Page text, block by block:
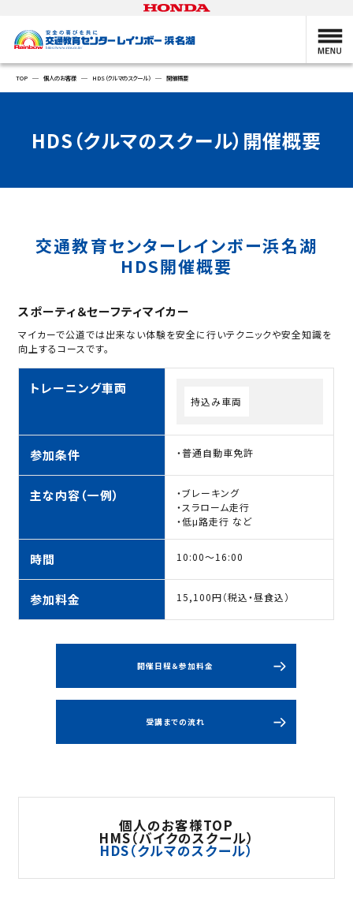
TOP 個人のお客様 HDS（クルマのスクール） 開催概要
HDS（クルマのスクール）開催概要
交通教育センターレインボー浜名湖
HDS開催概要
スポーティ＆セーフティマイカー
マイカーで公道では出来ない体験を安全に行いテクニックや安全知識を
向上するコースです。
トレーニング車両
持込み車両
参加条件 ・普通自動車免許
主な内容（一例）
・ブレーキング
・スラローム走行
・低μ路走行 など
時間 10:00～16:00
参加料金 15,100円（税込・昼食込）
開催日程＆参加料金
受講までの流れ
個人のお客様TOP
HMS（バイクのスクール）
HDS（クルマのスクール）